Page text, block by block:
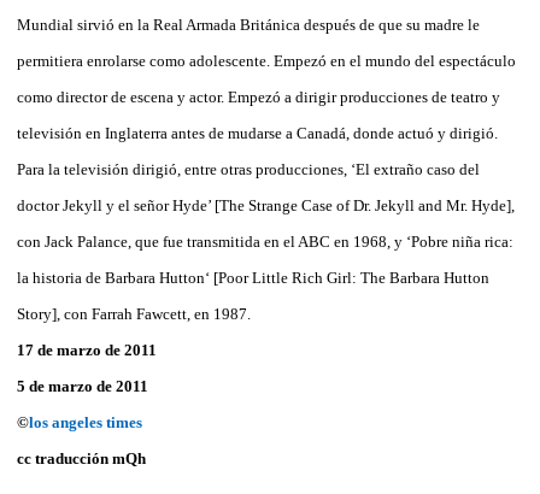
Mundial sirvió en la Real Armada Británica después de que su madre le
permitiera enrolarse como adolescente. Empezó en el mundo del espectáculo
como director de escena y actor. Empezó a dirigir producciones de teatro y
televisión en Inglaterra antes de mudarse a Canadá, donde actuó y dirigió.
Para la televisión dirigió, entre otras producciones, ‘El extraño caso del
doctor Jekyll y el señor Hyde’ [The Strange Case of Dr. Jekyll and Mr. Hyde],
con Jack Palance, que fue transmitida en el ABC en 1968, y ‘Pobre niña rica:
la historia de Barbara Hutton‘ [Poor Little Rich Girl: The Barbara Hutton
Story], con Farrah Fawcett, en 1987.
17 de marzo de 2011
5 de marzo de 2011
©los angeles times
cc traducción mQh